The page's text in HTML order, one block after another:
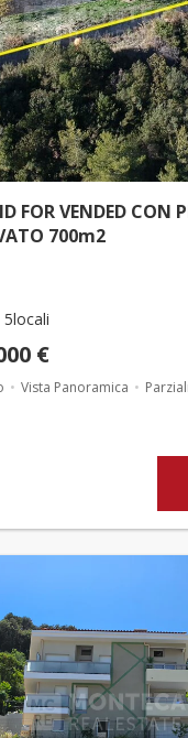
FOR VENDED CON
700m2
5locali
€
Vista Panoramica